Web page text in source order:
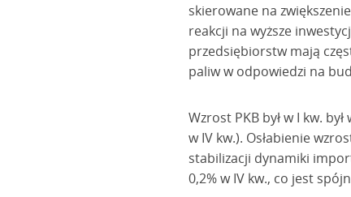
skierowane na
reakcji na wyższe
przedsiębiorstw mają
paliw w odpowiedzi na
Wzrost PKB był w I kw.
w IV kw.). Osłabienie
stabilizacji dynamiki
0,2% w IV kw., co jest